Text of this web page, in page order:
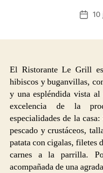
10
El Ristorante Le Grill
hibiscos y buganvillas,
y una espléndida vista
excelencia de la
especialidades de la
pescado y crustáceos,
patata con cigalas, filetes
carnes a la parrilla.
acompañada de una